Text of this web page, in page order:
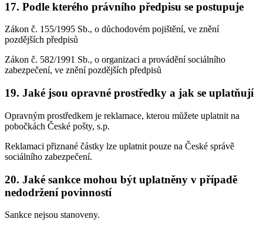
17. Podle kterého právního předpisu se postupuje
Zákon č. 155/1995 Sb., o důchodovém pojištění, ve znění
pozdějších předpisů
Zákon č. 582/1991 Sb., o organizaci a provádění sociálního
zabezpečení, ve znění pozdějších předpisů
19. Jaké jsou opravné prostředky a jak se uplatňují
Opravným prostředkem je reklamace, kterou můžete uplatnit na
pobočkách České pošty, s.p.
Reklamaci přiznané částky lze uplatnit pouze na České správě
sociálního zabezpečení.
20. Jaké sankce mohou být uplatněny v případě
nedodržení povinností
Sankce nejsou stanoveny.